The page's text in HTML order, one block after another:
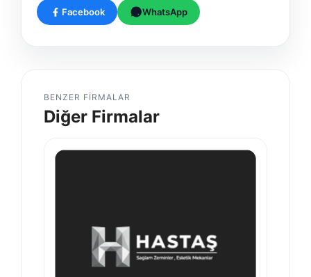
Facebook WhatsApp
BENZER FIRMALAR
Diğer Firmalar